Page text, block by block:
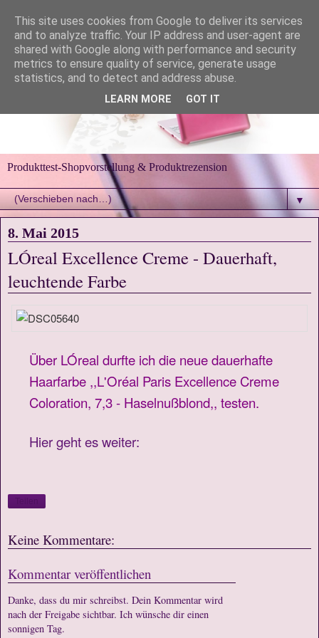
Produkttest-Shopvorstellung & Produktrezension
▼
8. Mai 2015
LÓreal Excellence Creme - Dauerhaft,
leuchtende Farbe
Über LÓreal durfte ich die neue dauerhafte
Haarfarbe ,,L'Oréal Paris Excellence Creme
Coloration, 7,3 - Haselnußblond,, testen.
Hier geht es weiter:
Keine Kommentare:
Kommentar veröffentlichen
Danke, dass du mir schreibst. Dein Kommentar wird
nach der Freigabe sichtbar. Ich wünsche dir einen
sonnigen Tag.
This site uses cookies from Google to deliver its services
and to analyze traffic. Your IP address and user-agent are
shared with Google along with performance and security
metrics to ensure quality of service, generate usage
statistics, and to detect and address abuse.
LEARN MORE GOT IT